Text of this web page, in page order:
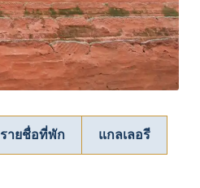
รายชื่อที่พัก แกลเลอรี